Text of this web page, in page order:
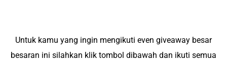
Untuk kamu yang ingin mengikuti even giveaway besar
besaran ini silahkan klik tombol dibawah dan ikuti semua